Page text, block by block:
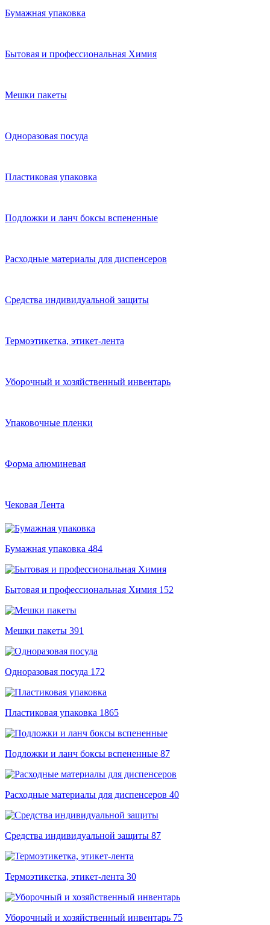
Бумажная упаковка
Бытовая и профессиональная Химия
Мешки пакеты
Одноразовая посуда
Пластиковая упаковка
Подложки и ланч боксы вспененные
Расходные материалы для диспенсеров
Средства индивидуальной защиты
Термоэтикетка, этикет-лента
Уборочный и хозяйственный инвентарь
Упаковочные пленки
Форма алюминевая
Чековая Лента
Бумажная упаковка 484
Бытовая и профессиональная Химия 152
Мешки пакеты 391
Одноразовая посуда 172
Пластиковая упаковка 1865
Подложки и ланч боксы вспененные 87
Расходные материалы для диспенсеров 40
Средства индивидуальной защиты 87
Термоэтикетка, этикет-лента 30
Уборочный и хозяйственный инвентарь 75